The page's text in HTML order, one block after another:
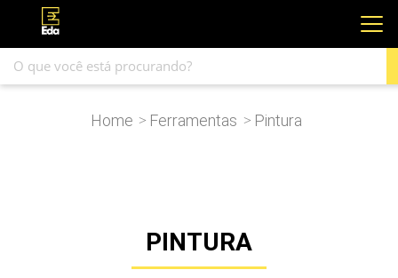
Home > Ferramentas > Pintura
PINTURA